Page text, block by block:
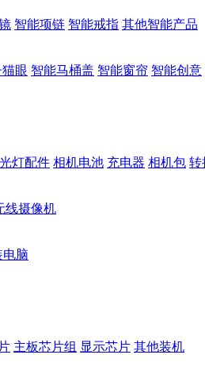
智能项链 智能戒指 其他智能产品
眼 智能马桶盖 智能窗帘 智能创意
灯配件 相机电池 充电器 相机包 转
线摄像机
脑
主板芯片组 显示芯片 其他装机